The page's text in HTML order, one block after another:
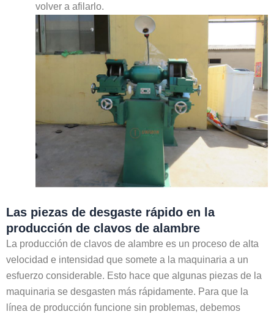
volver a afilarlo.
Las piezas de desgaste rápido en la
producción de clavos de alambre
La producción de clavos de alambre es un proceso de alta
velocidad e intensidad que somete a la maquinaria a un
esfuerzo considerable. Esto hace que algunas piezas de la
maquinaria se desgasten más rápidamente. Para que la
línea de producción funcione sin problemas, debemos